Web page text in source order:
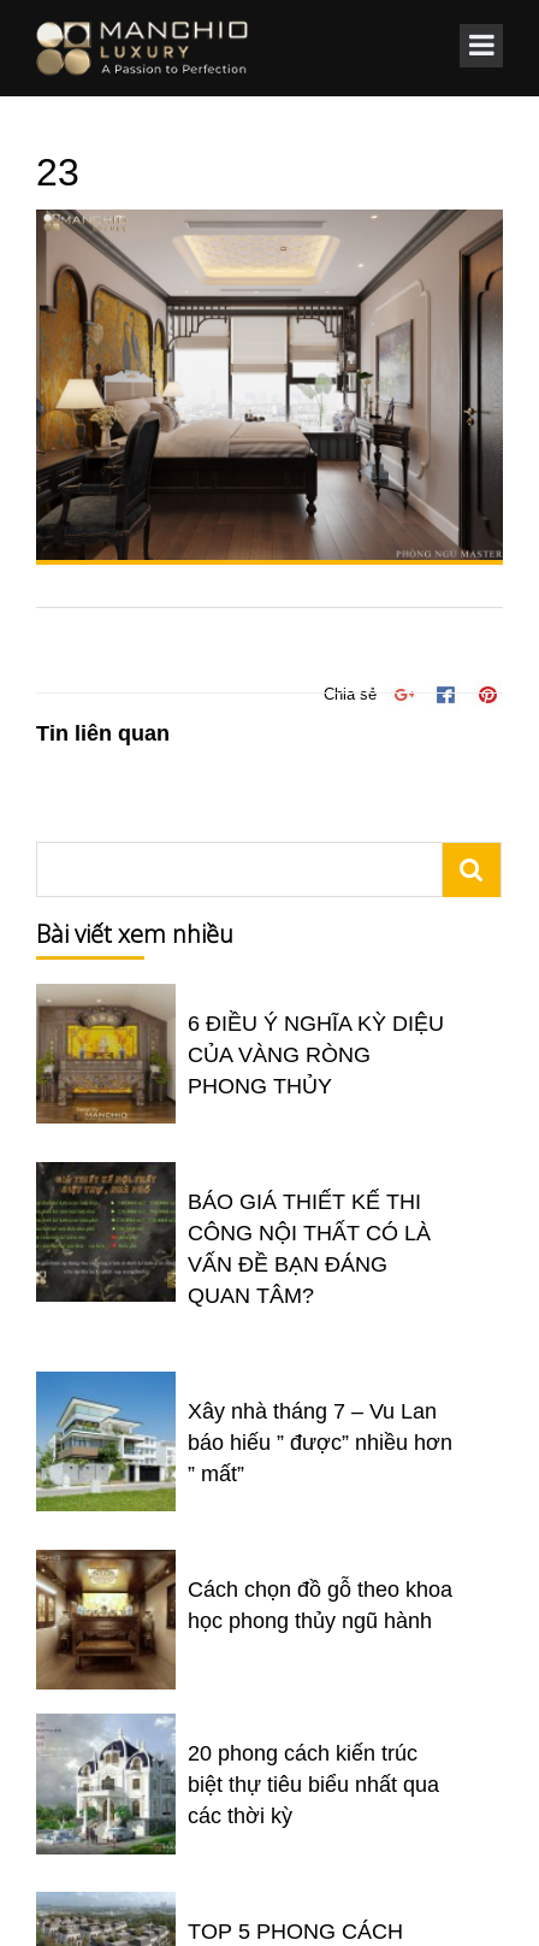
Home/Thi công nội thất/DUPLEX LONG BIÊN
23
Chia sẻ
Tin liên quan
Bài viết xem nhiều
6 ĐIỀU Ý NGHĨA KỲ DIỆU
CỦA VÀNG RÒNG
PHONG THỦY
BÁO GIÁ THIẾT KẾ THI
CÔNG NỘI THẤT CÓ LÀ
VẤN ĐỀ BẠN ĐÁNG
QUAN TÂM?
Xây nhà tháng 7 – Vu Lan
báo hiếu ” được” nhiều hơn
” mất”
Cách chọn đồ gỗ theo khoa
học phong thủy ngũ hành
20 phong cách kiến trúc
biệt thự tiêu biểu nhất qua
các thời kỳ
TOP 5 PHONG CÁCH